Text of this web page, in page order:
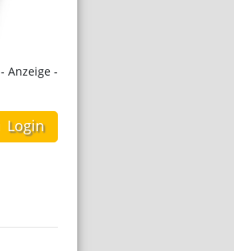
- Anzeige -
Login